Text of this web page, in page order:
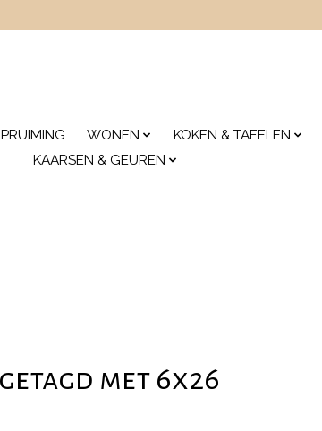
WONEN KOKEN & TAFELEN
KAARSEN & GEUREN
met 6x26